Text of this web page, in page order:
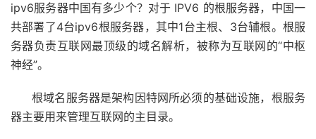
ipv6服务器中国有多少个？对于 IPV6 的根服务器，中国一
共部署了4台ipv6根服务器，其中1台主根、3台辅根。根服
务器负责互联网最顶级的域名解析，被称为互联网的“中枢
神经”。
根域名服务器是架构因特网所必须的基础设施，根服务
器主要用来管理互联网的主目录。